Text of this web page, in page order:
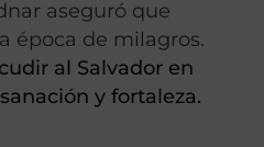
aseguró que
época de milagros.
al Salvador en
y fortaleza.